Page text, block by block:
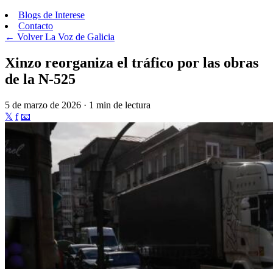
Blogs de Interese
Contacto
← VolverLa Voz de Galicia
Xinzo reorganiza el tráfico por las obras
de la N-525
5 de marzo de 2026 · 1 min de lectura
𝕏 f 📧